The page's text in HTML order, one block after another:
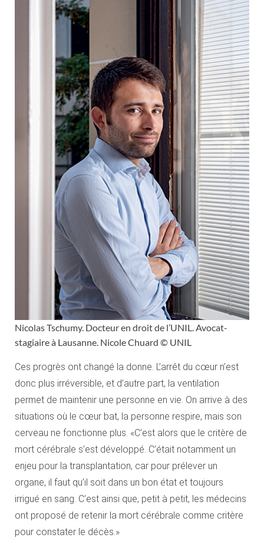
Nicolas Tschumy. Docteur en droit de l’UNIL. Avocat-
stagiaire à Lausanne. Nicole Chuard © UNIL
Ces progrès ont changé la donne. L’arrêt du cœur n’est
donc plus irréversible, et d’autre part, la ventilation
permet de maintenir une personne en vie. On arrive à des
situations où le cœur bat, la personne respire, mais son
cerveau ne fonctionne plus. «C’est alors que le critère de
mort cérébrale s’est développé. C’était notamment un
enjeu pour la transplantation, car pour prélever un
organe, il faut qu’il soit dans un bon état et toujours
irrigué en sang. C’est ainsi que, petit à petit, les médecins
ont proposé de retenir la mort cérébrale comme critère
pour constater le décès.»